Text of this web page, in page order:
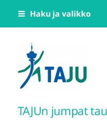
Siirry
Haku ja valikko
Tampereen
TAJUn jumpat